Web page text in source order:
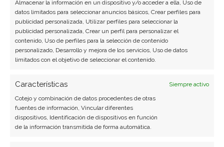
Almacenar la información en un dispositivo y/o acceder a ella, Uso de
datos limitados para seleccionar anuncios básicos, Crear perfiles para
publicidad personalizada, Utilizar perfiles para seleccionar la
publicidad personalizada, Crear un perfil para personalizar el
contenido, Uso de perfiles para la selección de contenido
personalizado, Desarrollo y mejora de los servicios, Uso de datos
limitados con el objetivo de seleccionar el contenido.
Características
Siempre activo
Cotejo y combinación de datos procedentes de otras
fuentes de información, Vincular diferentes
dispositivos, Identificación de dispositivos en función
de la información transmitida de forma automática.